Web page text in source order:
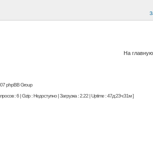
На главную
phpBB Group
: 6 | Gzip : Недоступно | Загрузка : 2.22 | Uptime : 47д:23ч:31м ]